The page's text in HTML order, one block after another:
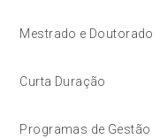
Mestrado e Doutorado
Curta Duração
Programas de Gestão